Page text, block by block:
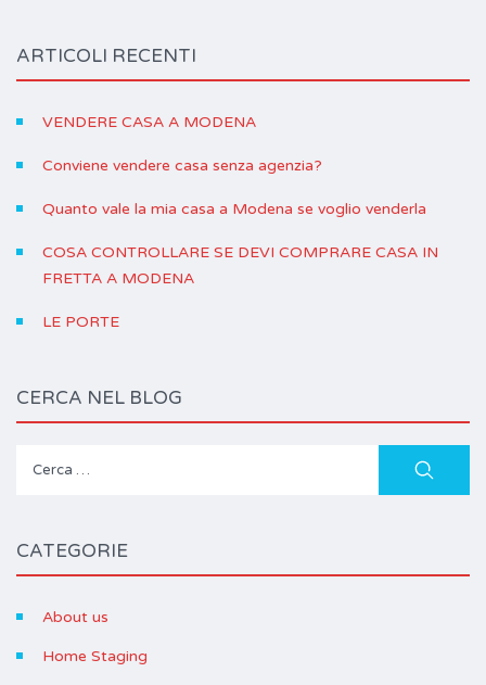
ARTICOLI RECENTI
VENDERE CASA A MODENA
Conviene vendere casa senza agenzia?
Quanto vale la mia casa a Modena se voglio venderla
COSA CONTROLLARE SE DEVI COMPRARE CASA IN
FRETTA A MODENA
LE PORTE
CERCA NEL BLOG
Ricerca
CATEGORIE
About us
Home Staging